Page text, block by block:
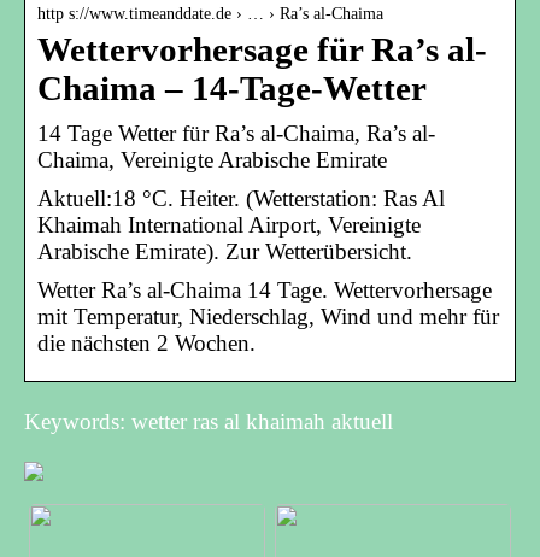
http s://www.timeanddate.de › … › Ra’s al-Chaima
Wettervorhersage für Ra’s al-
Chaima – 14-Tage-Wetter
14 Tage Wetter für Ra’s al-Chaima, Ra’s al-
Chaima, Vereinigte Arabische Emirate
Aktuell:18 °C. Heiter. (Wetterstation: Ras Al
Khaimah International Airport, Vereinigte
Arabische Emirate). Zur Wetterübersicht.
Wetter Ra’s al-Chaima 14 Tage. Wettervorhersage
mit Temperatur, Niederschlag, Wind und mehr für
die nächsten 2 Wochen.
Keywords: wetter ras al khaimah aktuell